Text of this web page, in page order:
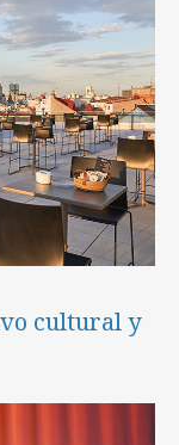
cultural y